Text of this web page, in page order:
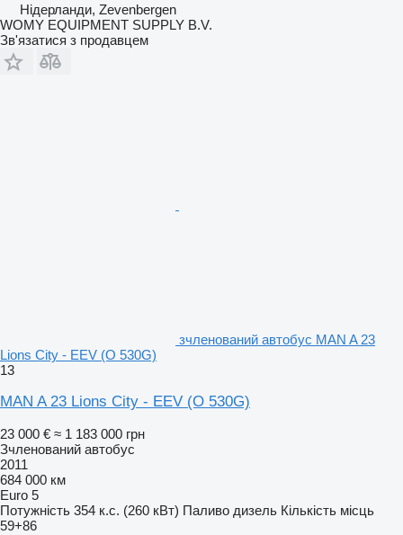
Нідерланди, Zevenbergen
WOMY EQUIPMENT SUPPLY B.V.
Зв'язатися з продавцем
зчленований автобус MAN A 23
Lions City - EEV (O 530G)
13
MAN A 23 Lions City - EEV (O 530G)
23 000 € ≈ 1 183 000 грн
Зчленований автобус
2011
684 000 км
Euro 5
Потужність 354 к.с. (260 кВт) Паливо дизель Кількість місць
59+86